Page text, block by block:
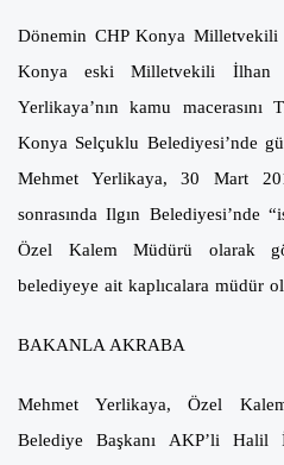
Dönemin CHP Konya
Konya eski Milletvekili İlhan
Yerlikaya’nın kamu
Konya Selçuklu Belediyesi’nde
Mehmet Yerlikaya, 30 Mart
sonrasında Ilgın Belediyesi’nde
Özel Kalem Müdürü olarak
belediyeye ait kaplıcalara müdür
BAKANLA AKRABA
Mehmet Yerlikaya, Özel
Belediye Başkanı AKP’li Halil